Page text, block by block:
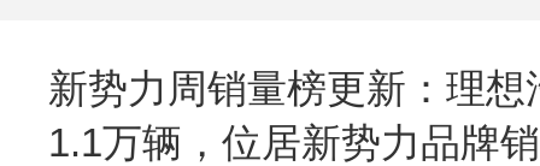
新势力周销量榜更新：理
1.1万辆，位居新势力品牌